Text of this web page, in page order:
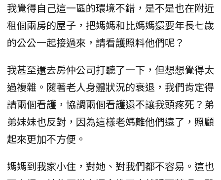
我覺得自己這一區的環境不錯，是不是也在附近
租個兩房的屋子，把媽媽和比媽媽還要年長七歲
的公公一起接過來，請看護照料他們呢？
我甚至還去房仲公司打聽了一下，但想想覺得太
過複雜。隨著老人身體狀況的衰退，我們肯定得
請兩個看護，協調兩個看護還不讓我頭疼死？弟
弟妹妹也反對，因為這樣老媽離他們遠了，照顧
起來更加不方便。
媽媽到我家小住，對她、對我們都不容易。這也